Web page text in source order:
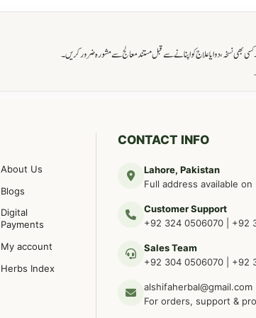
نسخہ، دوا یا علاج کو اپنانے سے قبل مستند معالج سے مشورہ ضرور کریں۔
About Us
Blogs
Digital
Payments
My account
Herbs Index
CONTACT INFO
Lahore, Pakistan
Full address available
Customer Support
+92 324 0506070
+92
Sales Team
+92 304 0506070
+92
alshifaherbal@gmail.com
For orders, support &